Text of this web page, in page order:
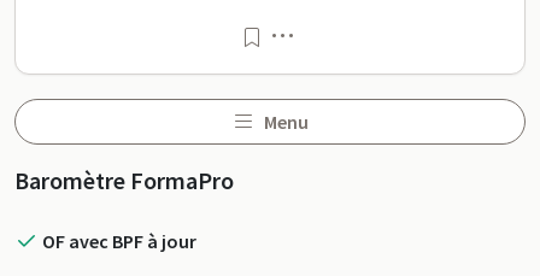
Menu
Profil
Baromètre FormaPro
OF avec BPF à jour